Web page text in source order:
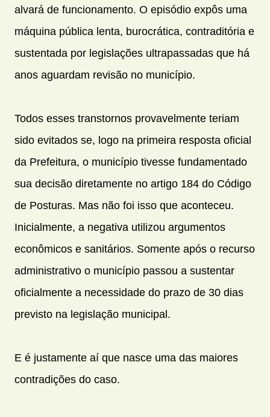
alvará de funcionamento. O episódio expôs uma
máquina pública lenta, burocrática, contraditória e
sustentada por legislações ultrapassadas que há
anos aguardam revisão no município.
Todos esses transtornos provavelmente teriam
sido evitados se, logo na primeira resposta oficial
da Prefeitura, o município tivesse fundamentado
sua decisão diretamente no artigo 184 do Código
de Posturas. Mas não foi isso que aconteceu.
Inicialmente, a negativa utilizou argumentos
econômicos e sanitários. Somente após o recurso
administrativo o município passou a sustentar
oficialmente a necessidade do prazo de 30 dias
previsto na legislação municipal.
E é justamente aí que nasce uma das maiores
contradições do caso.